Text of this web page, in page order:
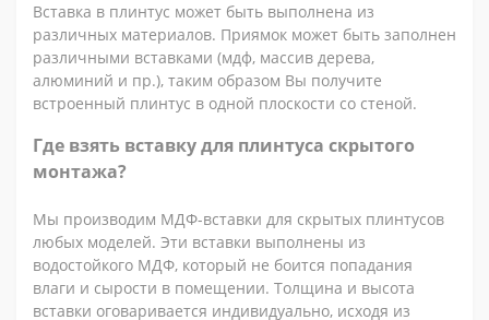
Вставка в плинтус может быть выполнена из
различных материалов. Приямок может быть заполнен
различными вставками (мдф, массив дерева,
алюминий и пр.), таким образом Вы получите
встроенный плинтус в одной плоскости со стеной.
Где взять вставку для плинтуса скрытого
монтажа?
Мы производим МДФ-вставки для скрытых плинтусов
любых моделей. Эти вставки выполнены из
водостойкого МДФ, который не боится попадания
влаги и сырости в помещении. Толщина и высота
вставки оговаривается индивидуально, исходя из